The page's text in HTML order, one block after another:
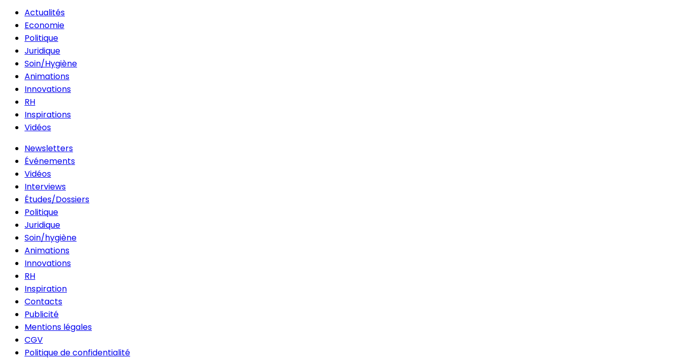
Actualités
Economie
Politique
Juridique
Soin/Hygiène
Animations
Innovations
RH
Inspirations
Vidéos
Newsletters
Événements
Vidéos
Interviews
Études/Dossiers
Politique
Juridique
Soin/hygiène
Animations
Innovations
RH
Inspiration
Contacts
Publicité
Mentions légales
CGV
Politique de confidentialité